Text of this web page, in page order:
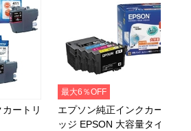
ートリ
最大6％OFF
エプソン純正インクカートリ
ッジ EPSON 大容量タイプ